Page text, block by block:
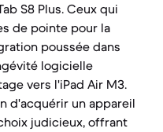
S8 Plus. Ceux qui
de pointe pour la
poussée dans
logicielle
vers l'iPad Air M3.
d'acquérir un appareil
judicieux, offrant